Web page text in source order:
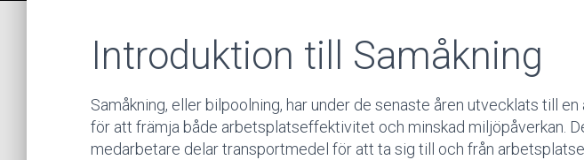
Introduktion till Samåkning
Samåkning, eller bilpoolning, har under de senaste åren utvecklats till
för att främja både arbetsplatseffektivitet och minskad miljöpåverkan.
medarbetare delar transportmedel för att ta sig till och från